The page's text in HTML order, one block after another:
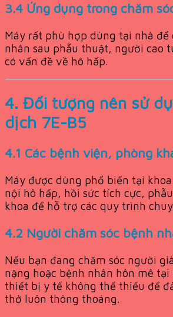
3.4 Ứng dụng trong chăm
Máy rất phù hợp dùng tại nhà để
nhân sau phẫu thuật, người cao
có vấn đề về hô hấp.
4. Đối tượng nên sử
dịch 7E-B5
4.1 Các bệnh viện, phòng
Máy được dùng phổ biến tại
nội hô hấp, hồi sức tích cực,
khoa để hỗ trợ các quy trình
4.2 Người chăm sóc bệnh
Nếu bạn đang chăm sóc người
nặng hoặc bệnh nhân hôn mê
thiết bị y tế không thể thiếu để
thở luôn thông thoáng.